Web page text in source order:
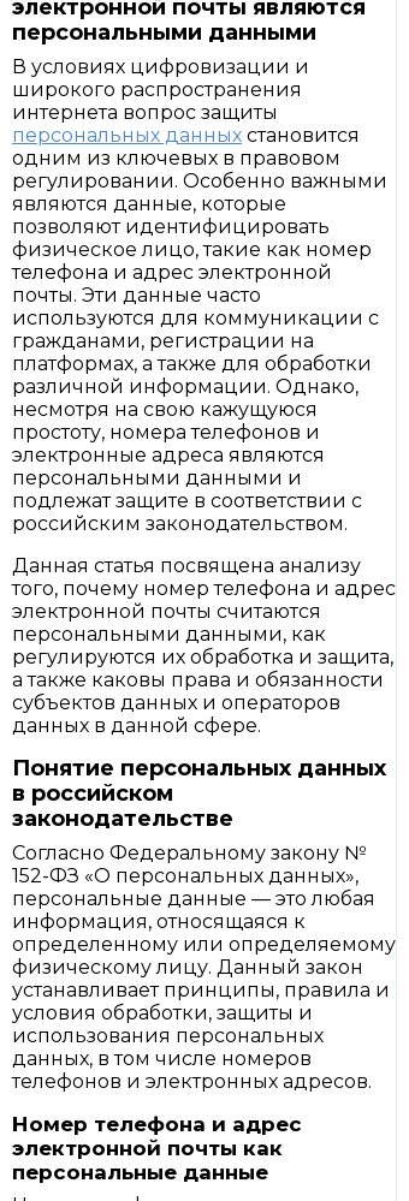
электронной почты являются
персональными данными
В условиях цифровизации и
широкого распространения
интернета вопрос защиты
персональных данных становится
одним из ключевых в правовом
регулировании. Особенно важными
являются данные, которые
позволяют идентифицировать
физическое лицо, такие как номер
телефона и адрес электронной
почты. Эти данные часто
используются для коммуникации с
гражданами, регистрации на
платформах, а также для обработки
различной информации. Однако,
несмотря на свою кажущуюся
простоту, номера телефонов и
электронные адреса являются
персональными данными и
подлежат защите в соответствии с
российским законодательством.
Данная статья посвящена анализу
того, почему номер телефона и адрес
электронной почты считаются
персональными данными, как
регулируются их обработка и защита,
а также каковы права и обязанности
субъектов данных и операторов
данных в данной сфере.
Понятие персональных данных
в российском
законодательстве
Согласно Федеральному закону №
152-ФЗ «О персональных данных»,
персональные данные — это любая
информация, относящаяся к
определенному или определяемому
физическому лицу. Данный закон
устанавливает принципы, правила и
условия обработки, защиты и
использования персональных
данных, в том числе номеров
телефонов и электронных адресов.
Номер телефона и адрес
электронной почты как
персональные данные